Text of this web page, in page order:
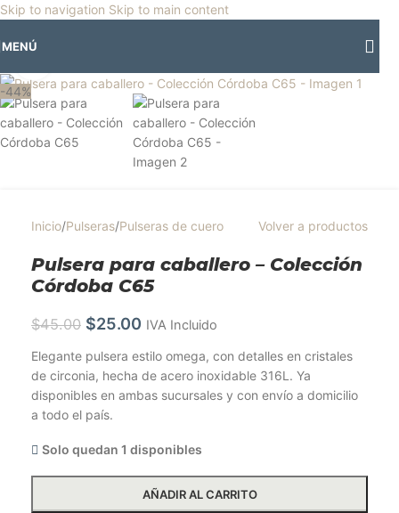
Skip to navigation Skip to main content
🎡Horario especial por vacaciones agostinas
MENÚ
-44%
Inicio/Pulseras/Pulseras de cuero Volver a productos
Pulsera para caballero – Colección
Córdoba C65
$45.00 $25.00 IVA Incluido
Elegante pulsera estilo omega, con detalles en cristales
de circonia, hecha de acero inoxidable 316L. Ya
disponibles en ambas sucursales y con envío a domicilio
a todo el país.
Solo quedan 1 disponibles
AÑADIR AL CARRITO